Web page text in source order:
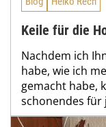
Keile für die
Nachdem ich
habe, wie ich
gemacht habe,
schonendes für